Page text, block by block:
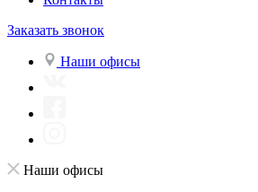
Заказать звонок
Наши офисы
Наши офисы